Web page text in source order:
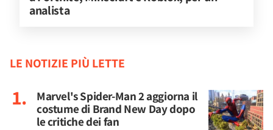
analista
LE NOTIZIE PIÙ LETTE
Marvel's Spider-Man 2 aggiorna il
costume di Brand New Day dopo
le critiche dei fan